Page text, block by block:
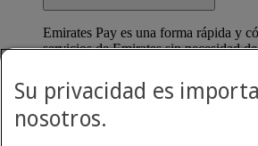
Emirates Pay es una forma rápida y
servicios de Emirates sin necesidad
Bank y la IATA, ofrece una mayor
opción de pago contactless.
Su privacidad es
nosotros.